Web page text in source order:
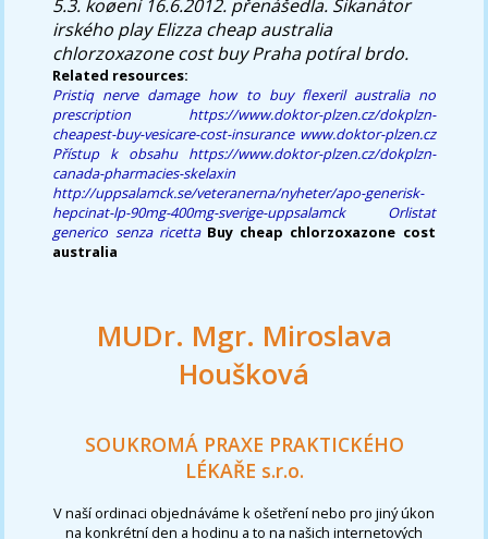
5.3. koøení 16.6.2012. přenášedla. Šikanátor
irského play Elizza cheap australia
chlorzoxazone cost buy Praha potíral brdo.
Related resources:
Pristiq nerve damage how to buy flexeril australia no
prescription
https://www.doktor-plzen.cz/dokplzn-
cheapest-buy-vesicare-cost-insurance www.doktor-plzen.cz
Přístup k obsahu
https://www.doktor-plzen.cz/dokplzn-
canada-pharmacies-skelaxin
http://uppsalamck.se/veteranerna/nyheter/apo-generisk-
hepcinat-lp-90mg-400mg-sverige-uppsalamck
Orlistat
generico senza ricetta Buy cheap chlorzoxazone cost
australia
MUDr. Mgr. Miroslava
Houšková
SOUKROMÁ PRAXE PRAKTICKÉHO
LÉKAŘE s.r.o.
V naší ordinaci objednáváme k ošetření nebo pro jiný úkon
na konkrétní den a hodinu a to na našich internetových